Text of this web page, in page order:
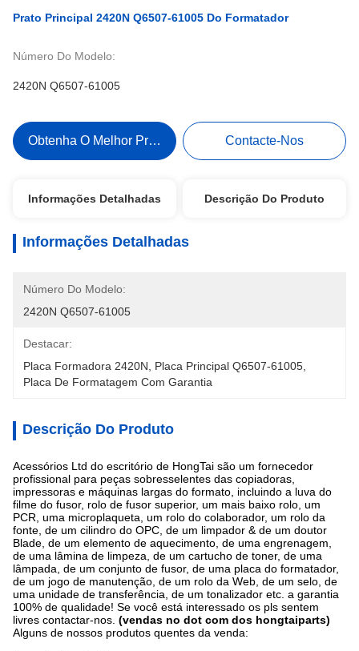
Prato Principal 2420N Q6507-61005 Do Formatador
Número Do Modelo:
2420N Q6507-61005
Obtenha O Melhor Preço Contacte-Nos
Informações Detalhadas Descrição Do Produto
Informações Detalhadas
Número Do Modelo:
2420N Q6507-61005
Destacar:
Placa Formadora 2420N
Placa Principal Q6507-61005
Placa De Formatagem Com Garantia
Descrição Do Produto
Acessórios Ltd do escritório de HongTai são um fornecedor
profissional para peças sobresselentes das copiadoras,
impressoras e máquinas largas do formato, incluindo a luva do
filme do fusor, rolo de fusor superior, um mais baixo rolo, um
PCR, uma microplaqueta, um rolo do colaborador, um rolo da
fonte, de um cilindro do OPC, de um limpador & de um doutor
Blade, de um elemento de aquecimento, de uma engrenagem,
de uma lâmina de limpeza, de um cartucho de toner, de uma
lâmpada, de um conjunto de fusor, de uma placa do formatador,
de um jogo de manutenção, de um rolo da Web, de um selo, de
uma unidade de transferência, de um tonalizador etc. a garantia
100% de qualidade! Se você está interessado os pls sentem
livres contactar-nos. (vendas no dot com dos hongtaiparts)
Alguns de nossos produtos quentes da venda: